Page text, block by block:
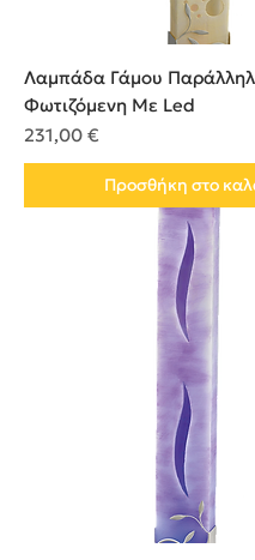
Λαμπάδα Γάμου
Φωτιζόμενη Με Led
Τιμή
231,00 €
Προσθήκη στο